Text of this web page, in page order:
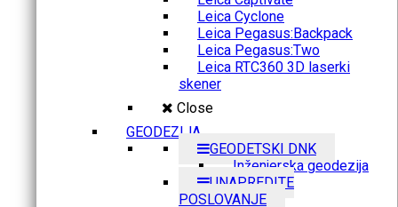
Leica Cyclone
Leica Pegasus:Backpack
Leica Pegasus:Two
Leica RTC360 3D laserki
skener
Close
GEODEZIJA
GEODETSKI DNK
Inženjerska geodezija
UNAPREDITE
POSLOVANJE